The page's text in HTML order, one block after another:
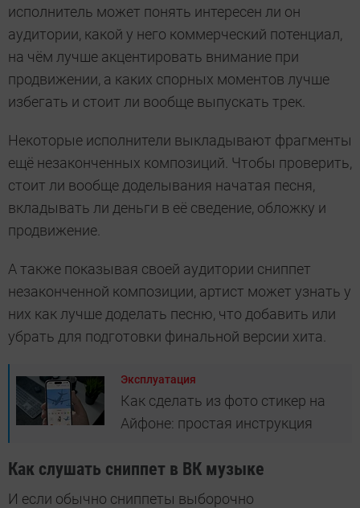
исполнитель может понять интересен ли он
аудитории, какой у него коммерческий потенциал,
на чём лучше акцентировать внимание при
продвижении, а каких спорных моментов лучше
избегать и стоит ли вообще выпускать трек.
Некоторые исполнители выкладывают фрагменты
ещё незаконченных композиций. Чтобы проверить,
стоит ли вообще доделывания начатая песня,
вкладывать ли деньги в её сведение, обложку и
продвижение.
А также показывая своей аудитории сниппет
незаконченной композиции, артист может узнать у
них как лучше доделать песню, что добавить или
убрать для подготовки финальной версии хита.
Эксплуатация
Как сделать из фото стикер на
Айфоне: простая инструкция
Как слушать сниппет в ВК музыке
И если обычно сниппеты выборочно